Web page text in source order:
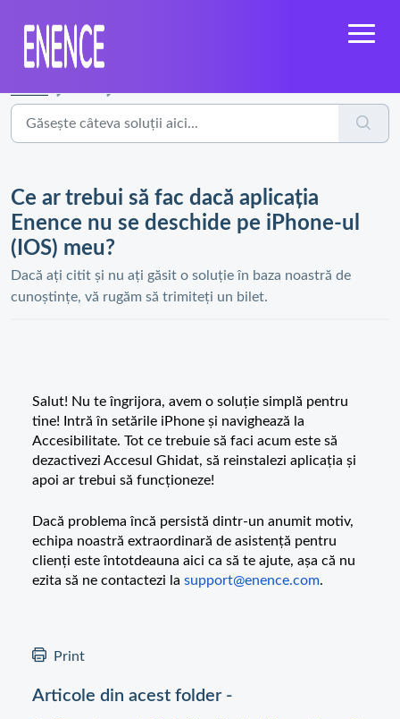
Ce ar trebui să fac dacă aplicația
Enence nu se deschide pe iPhone-ul
(IOS) meu?
Dacă ați citit și nu ați găsit o soluție în baza noastră de
cunoștințe, vă rugăm să trimiteți un bilet.
Salut! Nu te îngrijora, avem o soluție simplă pentru
tine! Intră în setările iPhone și navighează la
Accesibilitate. Tot ce trebuie să faci acum este să
dezactivezi Accesul Ghidat, să reinstalezi aplicația și
apoi ar trebui să funcționeze!
Dacă problema încă persistă dintr-un anumit motiv,
echipa noastră extraordinară de asistență pentru
clienți este întotdeauna aici ca să te ajute, așa că nu
ezita să ne contactezi la support@enence.com.
Print
Articole din acest folder -